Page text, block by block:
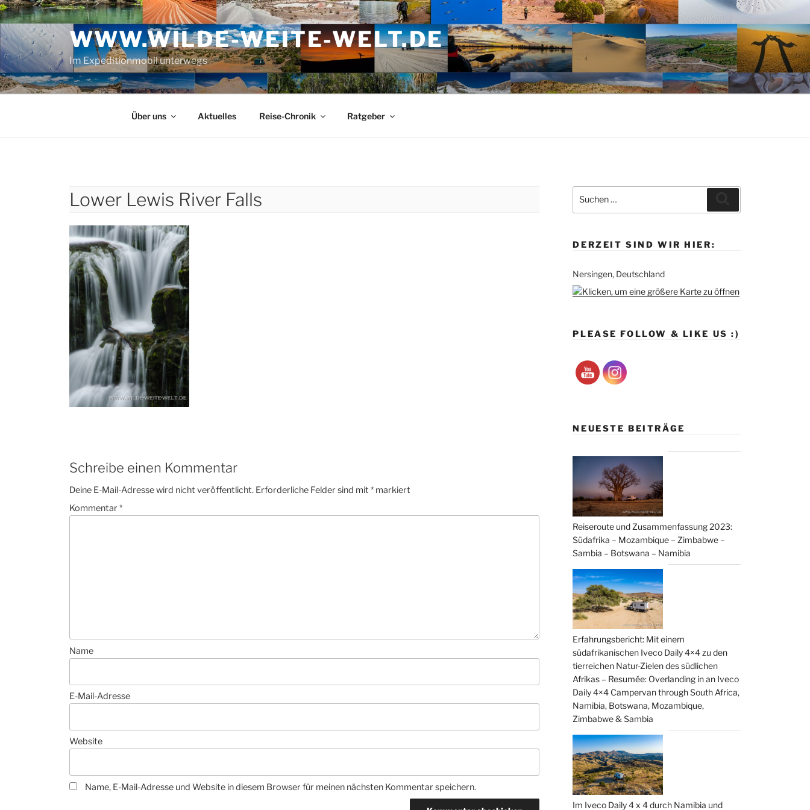
Zum
Inhalt
springen
WWW.WILDE-WEITE-WELT.DE
Im Expeditionmobil unterwegs
Über uns Aktuelles Reise-Chronik Ratgeber
Lower Lewis River Falls
Schreibe einen Kommentar
Deine E-Mail-Adresse wird nicht veröffentlicht. Erforderliche Felder sind mit* markiert
Kommentar*
Name
E-Mail-Adresse
Website
Name, E-Mail-Adresse und Website in diesem Browser für meinen nächsten Kommentar speichern.
nach:
DERZEIT SIND WIR HIER:
Nersingen, Deutschland
PLEASE FOLLOW & LIKE US :)
NEUESTE BEITRÄGE
Reiseroute und Zusammenfassung 2023:
Südafrika – Mozambique – Zimbabwe –
Sambia – Botswana – Namibia
Erfahrungsbericht: Mit einem
südafrikanischen Iveco Daily 4×4 zu den
tierreichen Natur-Zielen des südlichen
Afrikas – Resumée: Overlanding in an Iveco
Daily 4×4 Campervan through South Africa,
Namibia, Botswana, Mozambique,
Zimbabwe & Sambia
Im Iveco Daily 4 x 4 durch Namibia und